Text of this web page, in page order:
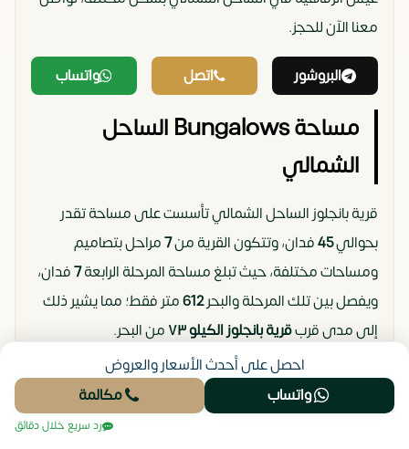
معنا الآن للحجز.
البروشور اتصل واتساب
مساحة Bungalows الساحل
الشمالي
قرية بانجلوز الساحل الشمالي تأسست على مساحة تقدر
بحوالي45فدان، وتتكون القرية من7مراحل بتصاميم
ومساحات مختلفة، حيث تبلغ مساحة المرحلة الرابعة7فدان،
ويفصل بين تلك المرحلة والبحر612متر فقط؛ مما يشير ذلك
إلى مدى قربقرية بانجلوز الكيلو ٧٣ من البحر.
مساحة شاليهات للايجار قرية بانجلوز
الساحل الشمالي
احصل على أحدث الأسعار والعروض
واتساب
مكالمة
رد سريع خلال دقائق